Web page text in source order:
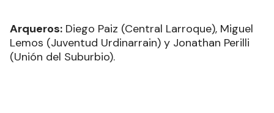
Arqueros: Diego Paiz (Central Larroque), Miguel
Lemos (Juventud Urdinarrain) y Jonathan Perilli
(Unión del Suburbio).